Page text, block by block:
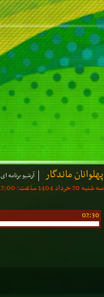
پهلوانان ماندگار آرشیو برنامه ای
سه شنبه 20 خرداد 1404 ساعت: 02:00 | مدت: 30 دقیقه
02:30